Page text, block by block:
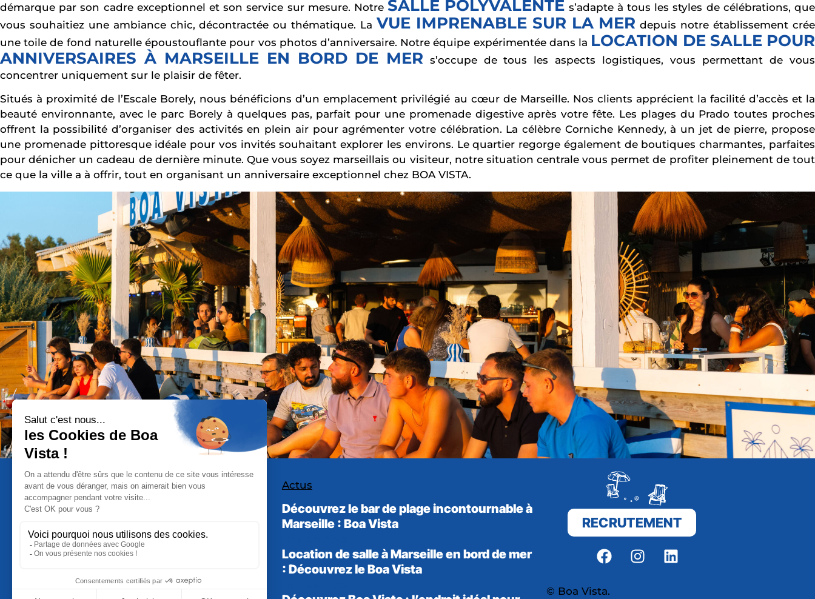
démarque par son cadre exceptionnel et son service sur mesure. Notre SALLE POLYVALENTE s’adapte à tous les styles de célébrations, que
vous souhaitiez une ambiance chic, décontractée ou thématique. La VUE IMPRENABLE SUR LA MER depuis notre établissement crée
une toile de fond naturelle époustouflante pour vos photos d’anniversaire. Notre équipe expérimentée dans la LOCATION DE SALLE POUR
ANNIVERSAIRES À MARSEILLE EN BORD DE MER s’occupe de tous les aspects logistiques, vous permettant de vous
concentrer uniquement sur le plaisir de fêter.
Situés à proximité de l’Escale Borely, nous bénéficions d’un emplacement privilégié au cœur de Marseille. Nos clients apprécient la facilité d’accès et la
beauté environnante, avec le parc Borely à quelques pas, parfait pour une promenade digestive après votre fête. Les plages du Prado toutes proches
offrent la possibilité d’organiser des activités en plein air pour agrémenter votre célébration. La célèbre Corniche Kennedy, à un jet de pierre, propose
une promenade pittoresque idéale pour vos invités souhaitant explorer les environs. Le quartier regorge également de boutiques charmantes, parfaites
pour dénicher un cadeau de dernière minute. Que vous soyez marseillais ou visiteur, notre situation centrale vous permet de profiter pleinement de tout
ce que la ville a à offrir, tout en organisant un anniversaire exceptionnel chez BOA VISTA.
Actus
Découvrez le bar de plage incontournable à
Marseille : Boa Vista
Location de salle à Marseille en bord de mer
: Découvrez le Boa Vista
RECRUTEMENT
© Boa Vista.